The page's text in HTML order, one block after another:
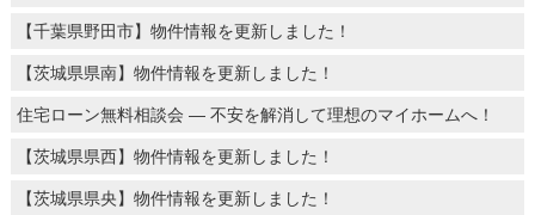
【千葉県野田市】物件情報を更新しました！
【茨城県県南】物件情報を更新しました！
住宅ローン無料相談会 ― 不安を解消して理想のマイホームへ！
【茨城県県西】物件情報を更新しました！
【茨城県県央】物件情報を更新しました！